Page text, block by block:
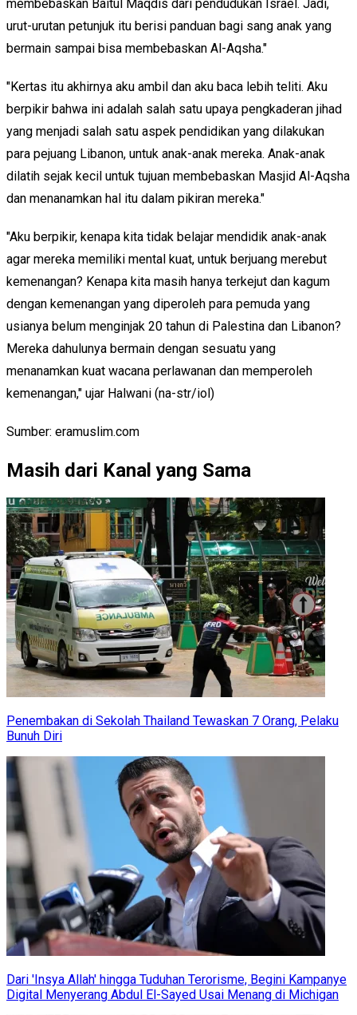
membebaskan Baitul Maqdis dari pendudukan Israel. Jadi,
urut-urutan petunjuk itu berisi panduan bagi sang anak yang
bermain sampai bisa membebaskan Al-Aqsha."
"Kertas itu akhirnya aku ambil dan aku baca lebih teliti. Aku
berpikir bahwa ini adalah salah satu upaya pengkaderan jihad
yang menjadi salah satu aspek pendidikan yang dilakukan
para pejuang Libanon, untuk anak-anak mereka. Anak-anak
dilatih sejak kecil untuk tujuan membebaskan Masjid Al-Aqsha
dan menanamkan hal itu dalam pikiran mereka."
"Aku berpikir, kenapa kita tidak belajar mendidik anak-anak
agar mereka memiliki mental kuat, untuk berjuang merebut
kemenangan? Kenapa kita masih hanya terkejut dan kagum
dengan kemenangan yang diperoleh para pemuda yang
usianya belum menginjak 20 tahun di Palestina dan Libanon?
Mereka dahulunya bermain dengan sesuatu yang
menanamkan kuat wacana perlawanan dan memperoleh
kemenangan," ujar Halwani (na-str/iol)
Sumber: eramuslim.com
Masih dari Kanal yang Sama
Penembakan di Sekolah Thailand Tewaskan 7 Orang, Pelaku
Bunuh Diri
Dari 'Insya Allah' hingga Tuduhan Terorisme, Begini Kampanye
Digital Menyerang Abdul El-Sayed Usai Menang di Michigan